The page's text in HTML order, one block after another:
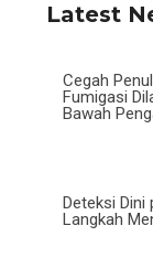
Latest
Cegah
Fumigasi
Bawah
Deteksi Dini
Langkah